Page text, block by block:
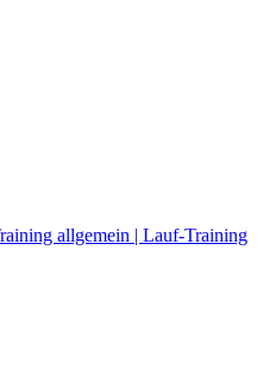
allgemein | Lauf-Training